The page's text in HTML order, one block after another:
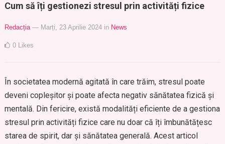
Cum să îți gestionezi stresul prin activități fizice
Redacția — Marți, 23 Aprilie 2024 in News
0 Likes
În societatea modernă agitată în care trăim, stresul poate
deveni copleșitor și poate afecta negativ sănătatea fizică și
mentală. Din fericire, există modalități eficiente de a gestiona
stresul prin activități fizice care nu doar că îți îmbunătățesc
starea de spirit, dar și sănătatea generală. Acest articol